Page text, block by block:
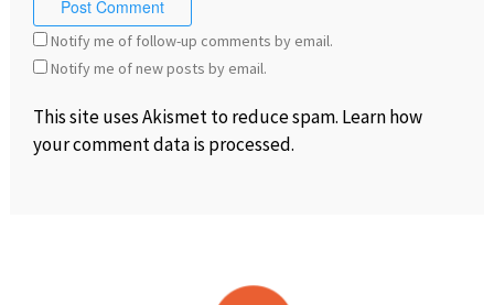
Notify me of follow-up comments by email.
Notify me of new posts by email.
This site uses Akismet to reduce spam. Learn how
your comment data is processed.